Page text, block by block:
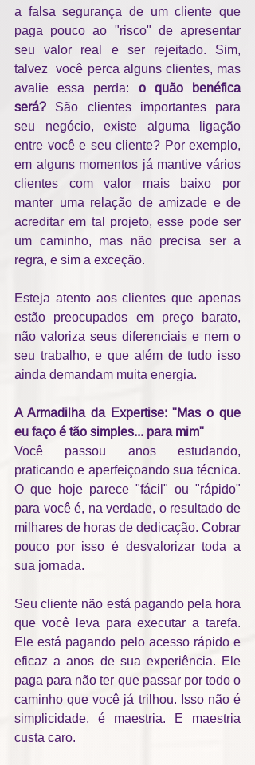
a falsa segurança de um cliente que
paga pouco ao "risco" de apresentar
seu valor real e ser rejeitado. Sim,
talvez  você perca alguns clientes, mas
avalie essa perda: o quão benéfica
será? São clientes importantes para
seu negócio, existe alguma ligação
entre você e seu cliente? Por exemplo,
em alguns momentos já mantive vários
clientes com valor mais baixo por
manter uma relação de amizade e de
acreditar em tal projeto, esse pode ser
um caminho, mas não precisa ser a
regra, e sim a exceção.
Esteja atento aos clientes que apenas
estão preocupados em preço barato,
não valoriza seus diferenciais e nem o
seu trabalho, e que além de tudo isso
ainda demandam muita energia.
A Armadilha da Expertise: "Mas o que
eu faço é tão simples... para mim"
Você passou anos estudando,
praticando e aperfeiçoando sua técnica.
O que hoje parece "fácil" ou "rápido"
para você é, na verdade, o resultado de
milhares de horas de dedicação. Cobrar
pouco por isso é desvalorizar toda a
sua jornada.
Seu cliente não está pagando pela hora
que você leva para executar a tarefa.
Ele está pagando pelo acesso rápido e
eficaz a anos de sua experiência. Ele
paga para não ter que passar por todo o
caminho que você já trilhou. Isso não é
simplicidade, é maestria. E maestria
custa caro.